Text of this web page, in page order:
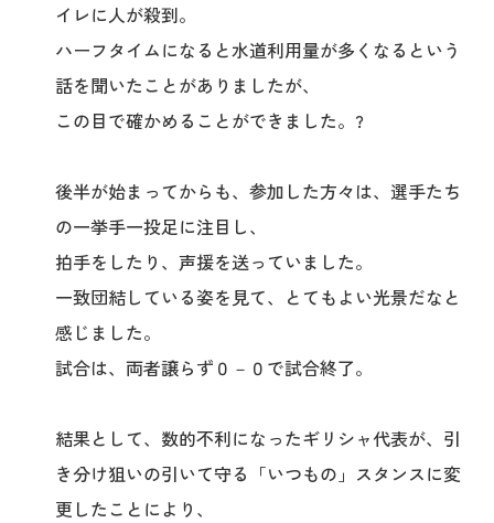
イレに人が殺到。
ハーフタイムになると水道利用量が多くなるという
話を聞いたことがありましたが、
この目で確かめることができました。?
後半が始まってからも、参加した方々は、選手たち
の一挙手一投足に注目し、
拍手をしたり、声援を送っていました。
一致団結している姿を見て、とてもよい光景だなと
感じました。
試合は、両者譲らず０－０で試合終了。
結果として、数的不利になったギリシャ代表が、引
き分け狙いの引いて守る「いつもの」スタンスに変
更したことにより、